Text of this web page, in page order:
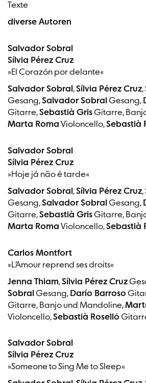
Texte
diverse Autoren
Salvador Sobral
Sílvia Pérez Cruz
»El Corazón por delante«
Salvador Sobral,Sílvia Pérez Cruz,
Gesang,Salvador Sobral Gesang,
Gitarre,Sebastià GrisGitarre,
Marta Roma Violoncello,Sebastià
Salvador Sobral
Sílvia Pérez Cruz
»Hoje já não é tarde«
Salvador Sobral ,Sílvia Pérez Cruz,
Gesang,Salvador Sobral Gesang,
Gitarre,Sebastià GrisGitarre,
Marta Roma Violoncello,Sebastià
Carlos Montfort
»L’Amour reprend ses droits«
Jenna Thiam,Sílvia Pérez Cruz
Sobral Gesang, Darío Barroso
Gitarre, Banjo und Mandoline,
Violoncello,Sebastià Roselló
Salvador Sobral
Sílvia Pérez Cruz
»Someone to Sing Me to Sleep«